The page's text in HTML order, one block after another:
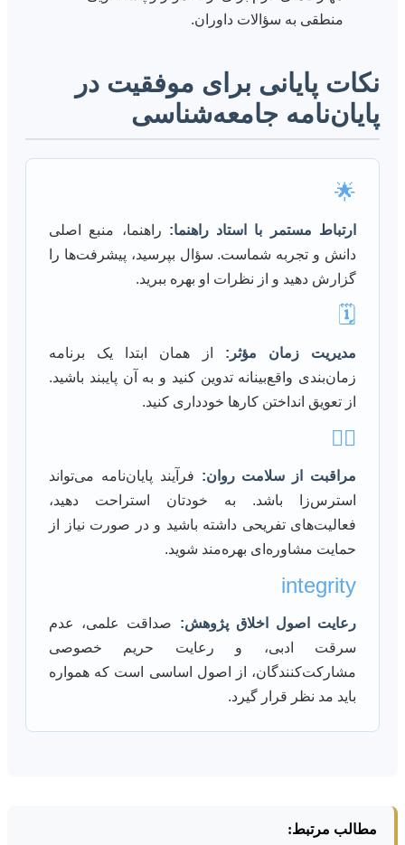
منطقی به سؤالات داوران.
نکات پایانی برای موفقیت در
پایان‌نامه جامعه‌شناسی
🌟
ارتباط مستمر با استاد راهنما: راهنما، منبع اصلی
دانش و تجربه شماست. سؤال بپرسید، پیشرفت‌ها را
گزارش دهید و از نظرات او بهره ببرید.
🗓️
مدیریت زمان مؤثر: از همان ابتدا یک برنامه
زمان‌بندی واقع‌بینانه تدوین کنید و به آن پایبند باشید.
از تعویق انداختن کارها خودداری کنید.
🧘‍♀️
مراقبت از سلامت روان: فرآیند پایان‌نامه می‌تواند
استرس‌زا باشد. به خودتان استراحت دهید،
فعالیت‌های تفریحی داشته باشید و در صورت نیاز از
حمایت مشاوره‌ای بهره‌مند شوید.
integrity
رعایت اصول اخلاق پژوهش: صداقت علمی، عدم
سرقت ادبی، و رعایت حریم خصوصی
مشارکت‌کنندگان، از اصول اساسی است که همواره
باید مد نظر قرار گیرد.
مطالب مرتبط: